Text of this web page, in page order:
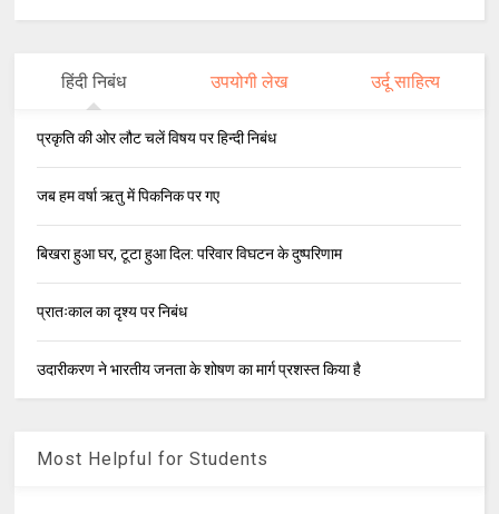
हिंदी निबंध उपयोगी लेख उर्दू साहित्य
प्रकृति की ओर लौट चलें विषय पर हिन्दी निबंध
जब हम वर्षा ऋतु में पिकनिक पर गए
बिखरा हुआ घर, टूटा हुआ दिल: परिवार विघटन के दुष्परिणाम
प्रातःकाल का दृश्य पर निबंध
उदारीकरण ने भारतीय जनता के शोषण का मार्ग प्रशस्त किया है
Most Helpful for Students